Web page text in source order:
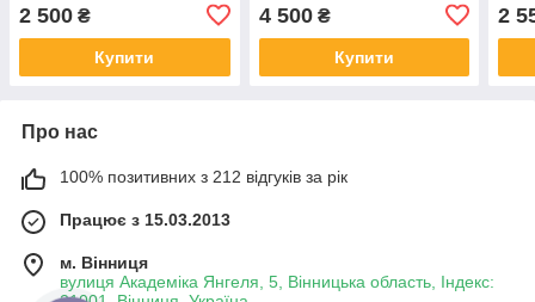
2 500 ₴
Купити
4 500₴
Купити
2
Про нас
100% позитивних з 212 відгуків за рік
Працює з 15.03.2013
м. Вінниця
вулиця Академіка Янгеля, 5, Вінницька область, Індекс: